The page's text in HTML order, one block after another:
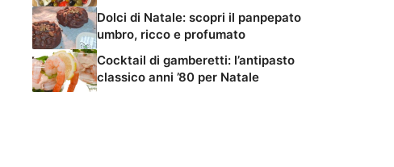
Dolci di Natale: scopri il panpepato
umbro, ricco e profumato
Cocktail di gamberetti: l’antipasto
classico anni ’80 per Natale